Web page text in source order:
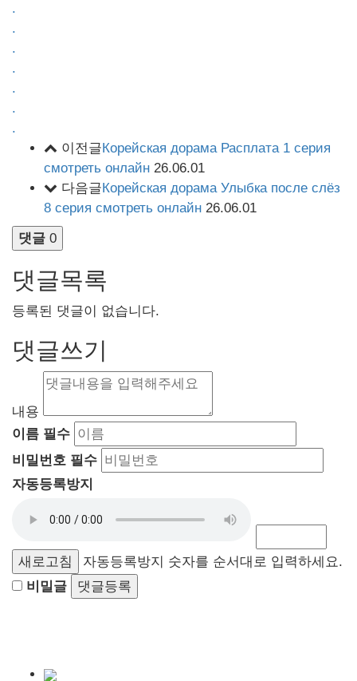
.
.
.
.
.
.
.
이전글 Корейская дорама Расплата 1 серия
смотреть онлайн 26.06.01
다음글 Корейская дорама Улыбка после слёз
8 серия смотреть онлайн 26.06.01
댓글 0
댓글목록
등록된 댓글이 없습니다.
댓글쓰기
내용
이름 필수
비밀번호 필수
자동등록방지
새로고침
자동등록방지 숫자를 순서대로 입력하세요.
비밀글
댓글등록